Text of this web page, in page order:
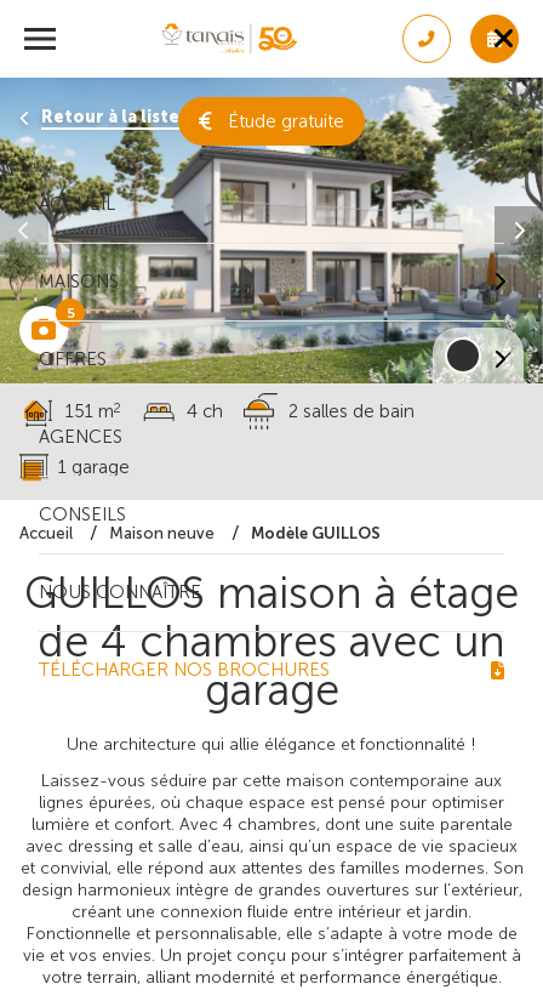
Étude gratuite
ACCUEIL
MAISONS
OFFRES
AGENCES
CONSEILS
NOUS CONNAÎTRE
TÉLÉCHARGER NOS BROCHURES
Accueil Maison neuve Modèle GUILLOS
GUILLOS maison à étage
de 4 chambres avec un
garage
Une architecture qui allie élégance et fonctionnalité !
Laissez-vous séduire par cette maison contemporaine aux
lignes épurées, où chaque espace est pensé pour optimiser
lumière et confort. Avec 4 chambres, dont une suite parentale
avec dressing et salle d’eau, ainsi qu’un espace de vie spacieux
et convivial, elle répond aux attentes des familles modernes. Son
design harmonieux intègre de grandes ouvertures sur l’extérieur,
créant une connexion fluide entre intérieur et jardin.
Fonctionnelle et personnalisable, elle s’adapte à votre mode de
vie et vos envies. Un projet conçu pour s’intégrer parfaitement à
votre terrain, alliant modernité et performance énergétique.
Retour à la liste des résultats
5
151 m2 4 ch 2 salles de bain
1 garage